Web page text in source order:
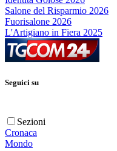
Salone del Risparmio 2026
Fuorisalone 2026
L'Artigiano in Fiera 2025
Seguici su
Sezioni
Cronaca
Mondo